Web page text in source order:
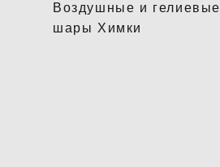
Воздушные и гелиевые
шары Химки